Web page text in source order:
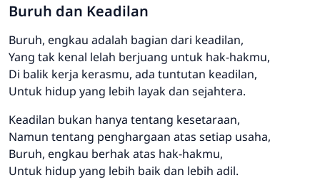
Buruh dan Keadilan
Buruh, engkau adalah bagian dari keadilan,
Yang tak kenal lelah berjuang untuk hak-hakmu,
Di balik kerja kerasmu, ada tuntutan keadilan,
Untuk hidup yang lebih layak dan sejahtera.
Keadilan bukan hanya tentang kesetaraan,
Namun tentang penghargaan atas setiap usaha,
Buruh, engkau berhak atas hak-hakmu,
Untuk hidup yang lebih baik dan lebih adil.